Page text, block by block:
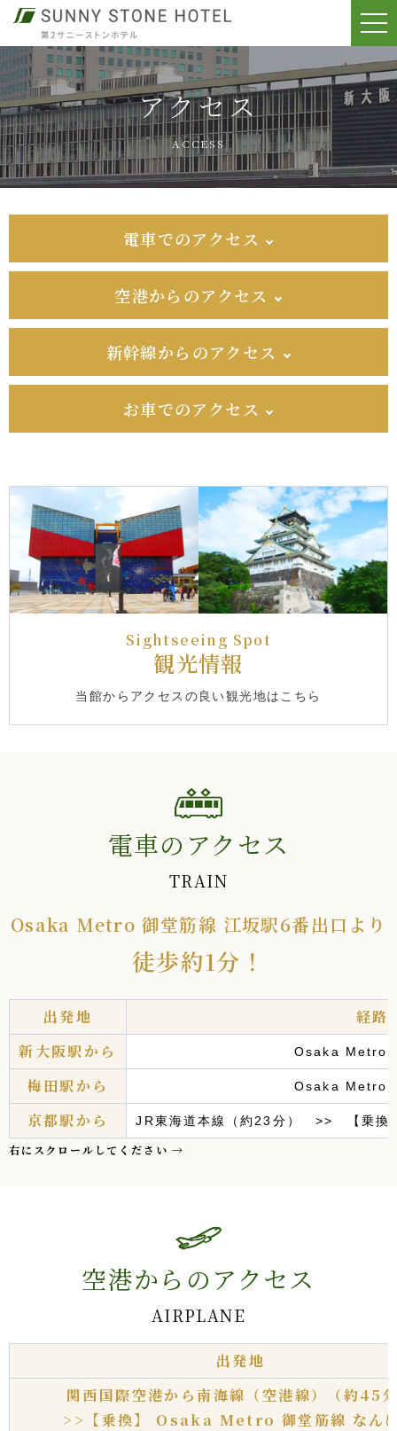
t
o
g
g
l
e
n
a
v
i
g
a
t
i
n
アクセス
ACCESS
電車でのアクセス
空港からのアクセス
新幹線からのアクセス
お車でのアクセス
Sightseeing Spot
観光情報
当館からアクセスの良い観光地はこちら
電車のアクセス
TRAIN
Osaka Metro 御堂筋線 江坂駅6番出口より
徒歩約1分！
出発地
経路
新大阪駅から
Osaka Metro
梅田駅から Osaka Metro
京都駅から JR東海道本線（約23分） >> 【乗換
空港からのアクセス
AIRPLANE
出発地
関西国際空港から南海線（空港線）（約45
>>【乗換】 Osaka Metro 御堂筋線 なん